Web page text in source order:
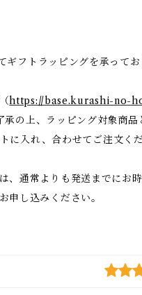
フトラッピングを承ってお
https://base.kurashi-no-
の上、ラッピング対象商品
入れ、合わせてご注文くだ
、通常よりも発送までにお
申し込みください。